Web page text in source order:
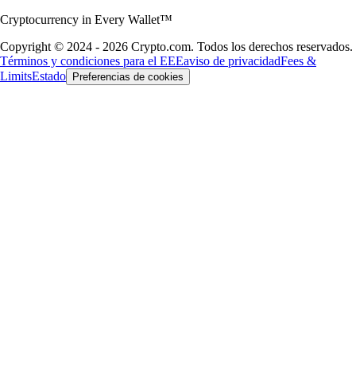
Cryptocurrency in Every Wallet™
Copyright © 2024 - 2026 Crypto.com. Todos los derechos reservados.
Términos y condiciones para el EEEaviso de privacidadFees &
LimitsEstado Preferencias de cookies